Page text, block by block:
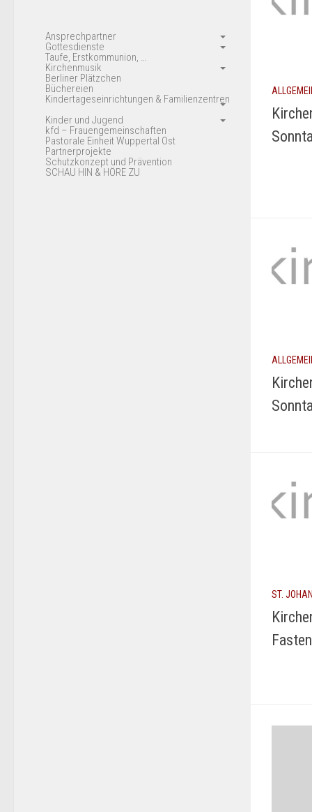
ST.
Ansprechpartner
Gottesdienste
Taufe, Erstkommunion, …
Kirchenmusik
Berliner Plätzchen
Büchereien
Kindertageseinrichtungen & Familienzentren
Kinder und Jugend
kfd – Frauengemeinschaften
Pastorale Einheit Wuppertal Ost
Partnerprojekte
Schutzkonzept und Prävention
SCHAU HIN & HÖRE ZU